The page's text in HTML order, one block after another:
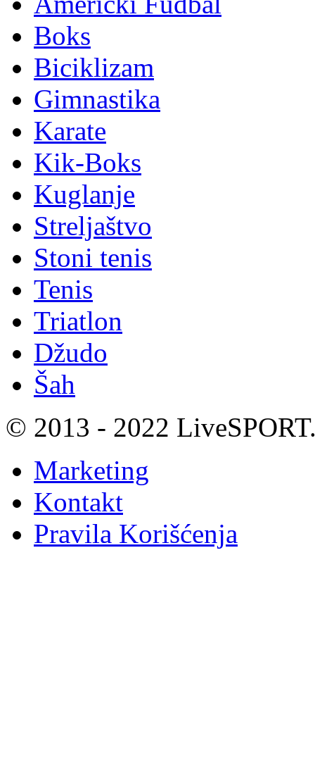
Boks
Biciklizam
Gimnastika
Karate
Kik-Boks
Kuglanje
Streljaštvo
Stoni tenis
Tenis
Triatlon
Džudo
Šah
© 2013 - 2022
Marketing
Kontakt
Pravila Korišćenja